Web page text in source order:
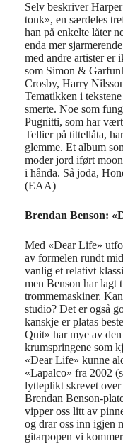
Selv beskriver
tonk», en særdeles
han på enkelte låter
enda mer
med andre artister er
som Simon &
Crosby, Harry
Tematikken i
smerte. Noe som
Pugnitti, som har
Tellier på tittellåta,
glemme. Et album
moder jord iført
i hånda. Så joda,
(EAA)
Brendan Benson:
Med «Dear Life»
av formelen rundt
vanlig et relativt
men Benson har lagt
trommemaskiner.
studio? Det er også
kanskje er platas
Quit» har mye av
krumspringene som
«Dear Life» kunne
«Lapalco» fra 2002
lytteplikt skrevet
Brendan Benson-
vipper oss litt av
og drar oss inn igjen
gitarpopen vi